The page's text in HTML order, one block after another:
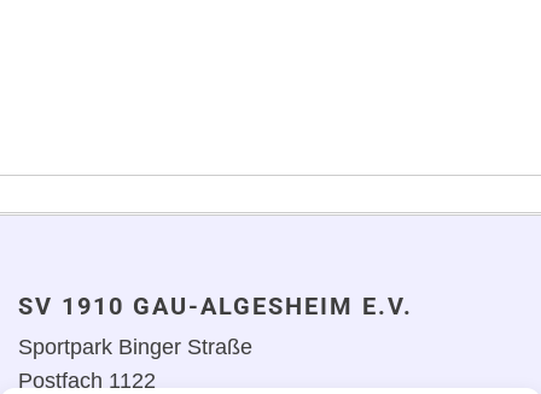
SV 1910 GAU-ALGESHEIM E.V.
Sportpark Binger Straße
Postfach 1122